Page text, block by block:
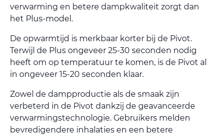
verwarming en betere dampkwaliteit zorgt dan
het Plus-model.
De opwarmtijd is merkbaar korter bij de Pivot.
Terwijl de Plus ongeveer 25-30 seconden nodig
heeft om op temperatuur te komen, is de Pivot al
in ongeveer 15-20 seconden klaar.
Zowel de dampproductie als de smaak zijn
verbeterd in de Pivot dankzij de geavanceerde
verwarmingstechnologie. Gebruikers melden
bevredigendere inhalaties en een betere